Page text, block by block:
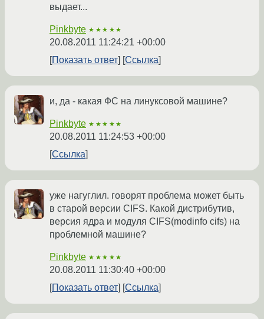
выдает...
Pinkbyte ★★★★★
20.08.2011 11:24:21 +00:00
Показать ответ
Ссылка
и, да - какая ФС на линуксовой машине?
Pinkbyte ★★★★★
20.08.2011 11:24:53 +00:00
Ссылка
уже нагуглил. говорят проблема может быть
в старой версии CIFS. Какой дистрибутив,
версия ядра и модуля CIFS(modinfo cifs) на
проблемной машине?
Pinkbyte ★★★★★
20.08.2011 11:30:40 +00:00
Показать ответ
Ссылка